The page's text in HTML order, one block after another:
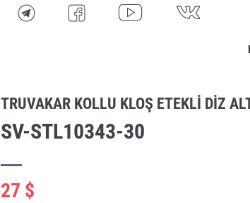
TRUVAKAR KOLLU KLOŞ ETEKLI DIZ
SV-STL10343-30
27 $